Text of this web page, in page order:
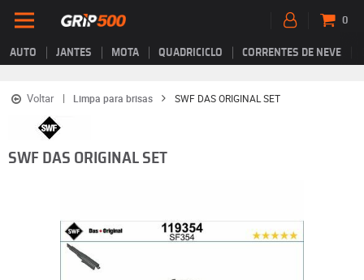
AUTO JANTES MOTA QUADRICICLO CORRENTES DE NEVE
0
Voltar Limpa para brisas SWF DAS ORIGINAL SET
SWF DAS ORIGINAL SET